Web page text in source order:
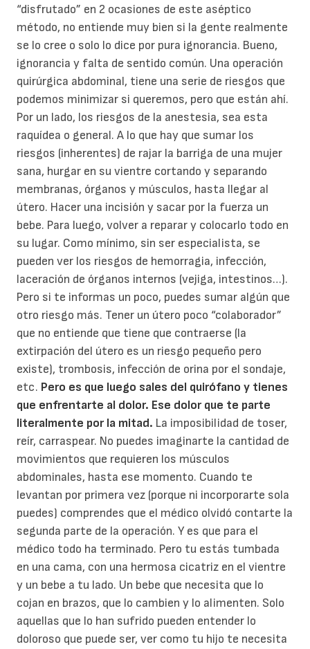
“disfrutado” en 2 ocasiones de este aséptico
método, no entiende muy bien si la gente realmente
se lo cree o solo lo dice por pura ignorancia. Bueno,
ignorancia y falta de sentido común. Una operación
quirúrgica abdominal, tiene una serie de riesgos que
podemos minimizar si queremos, pero que están ahí.
Por un lado, los riesgos de la anestesia, sea esta
raquídea o general. A lo que hay que sumar los
riesgos (inherentes) de rajar la barriga de una mujer
sana, hurgar en su vientre cortando y separando
membranas, órganos y músculos, hasta llegar al
útero. Hacer una incisión y sacar por la fuerza un
bebe. Para luego, volver a reparar y colocarlo todo en
su lugar. Como mínimo, sin ser especialista, se
pueden ver los riesgos de hemorragia, infección,
laceración de órganos internos (vejiga, intestinos…).
Pero si te informas un poco, puedes sumar algún que
otro riesgo más. Tener un útero poco “colaborador”
que no entiende que tiene que contraerse (la
extirpación del útero es un riesgo pequeño pero
existe), trombosis, infección de orina por el sondaje,
etc. Pero es que luego sales del quirófano y tienes
que enfrentarte al dolor. Ese dolor que te parte
literalmente por la mitad. La imposibilidad de toser,
reír, carraspear. No puedes imaginarte la cantidad de
movimientos que requieren los músculos
abdominales, hasta ese momento. Cuando te
levantan por primera vez (porque ni incorporarte sola
puedes) comprendes que el médico olvidó contarte la
segunda parte de la operación. Y es que para el
médico todo ha terminado. Pero tu estás tumbada
en una cama, con una hermosa cicatriz en el vientre
y un bebe a tu lado. Un bebe que necesita que lo
cojan en brazos, que lo cambien y lo alimenten. Solo
aquellas que lo han sufrido pueden entender lo
doloroso que puede ser, ver como tu hijo te necesita